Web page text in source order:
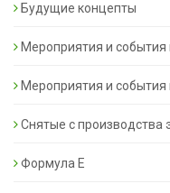
Будущие концепты
Мероприятия и события
Мероприятия и события
Снятые с производства
Формула Е